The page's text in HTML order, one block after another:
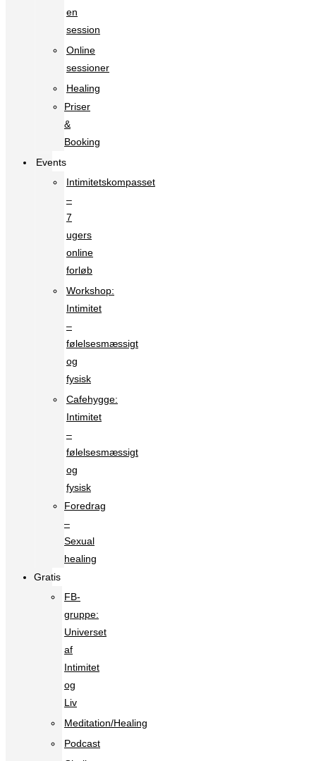
en
session
Online
sessioner
Healing
Priser
&
Booking
Events
Intimitetskompasset
–
7
ugers
online
forløb
Workshop:
Intimitet
–
følelsesmæssigt
og
fysisk
Cafehygge:
Intimitet
–
følelsesmæssigt
og
fysisk
Foredrag
–
Sexual
healing
Gratis
FB-
gruppe:
Universet
af
Intimitet
og
Liv
Meditation/Healing
Podcast